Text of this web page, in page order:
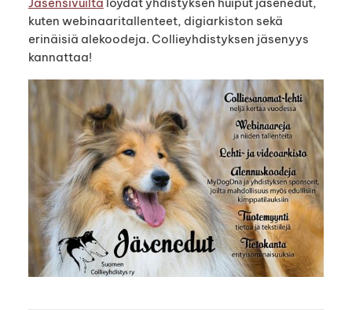
kuten webinaaritallenteet, digiarkiston sekä
erinäisiä alekoodeja. Collieyhdistyksen jäsenyys
kannattaa!